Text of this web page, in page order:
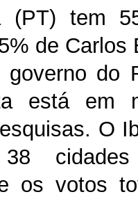
(PT) tem
de Carlos
governo do
está em
O
os votos